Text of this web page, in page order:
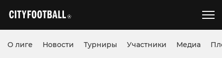
О лиге Новости Турниры Участники Медиа